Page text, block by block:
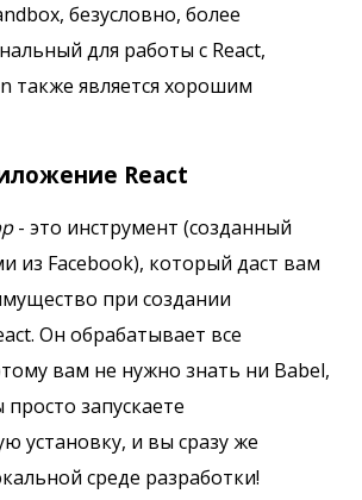
безусловно, более
для работы с React,
также является хорошим
React
- это инструмент (созданный
из Facebook), который даст вам
при создании
Он обрабатывает все
вам не нужно знать ни Babel,
запускаете
установку, и вы сразу же
среде разработки!